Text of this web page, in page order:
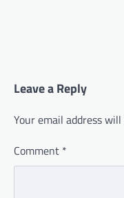
Leave a Reply
Your email address
Comment *